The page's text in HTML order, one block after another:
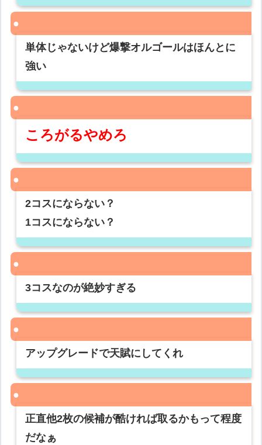
単体じゃないけど爆撃オルゴールはほんとに
強い
ころがるやめろ
2コスにならない？
1コスにならない？
3コスなのが絶妙すぎる
アップグレードで天賦にしてくれ
正直他2枚の候補が酷ければ取るかもって程度
だなぁ